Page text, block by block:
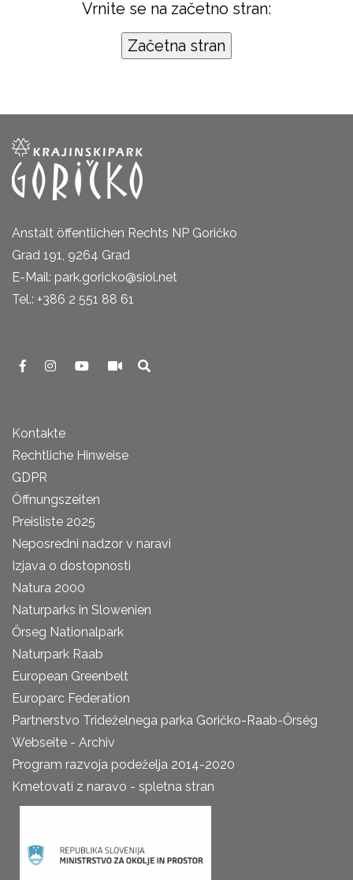
Vrnite se na začetno stran:
Anstalt öffentlichen Rechts NP Goričko
Grad 191, 9264 Grad
E-Mail: park.goricko@siol.net
Tel.: +386 2 551 88 61
Kontakte
Rechtliche Hinweise
GDPR
Öffnungszeiten
Preisliste 2025
Neposredni nadzor v naravi
Izjava o dostopnosti
Natura 2000
Naturparks in Slowenien
Őrseg Nationalpark
Naturpark Raab
European Greenbelt
Europarc Federation
Partnerstvo Trideželnega parka Goričko-Raab-Őrség
Webseite - Archiv
Program razvoja podeželja 2014-2020
Kmetovati z naravo - spletna stran